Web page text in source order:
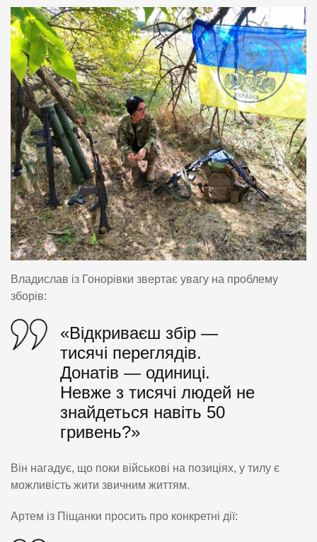
Владислав із Гонорівки звертає увагу на проблему
зборів:
«Відкриваєш збір —
тисячі переглядів.
Донатів — одиниці.
Невже з тисячі людей не
знайдеться навіть 50
гривень?»
Він нагадує, що поки військові на позиціях, у тилу є
можливість жити звичним життям.
Артем із Піщанки просить про конкретні дії: